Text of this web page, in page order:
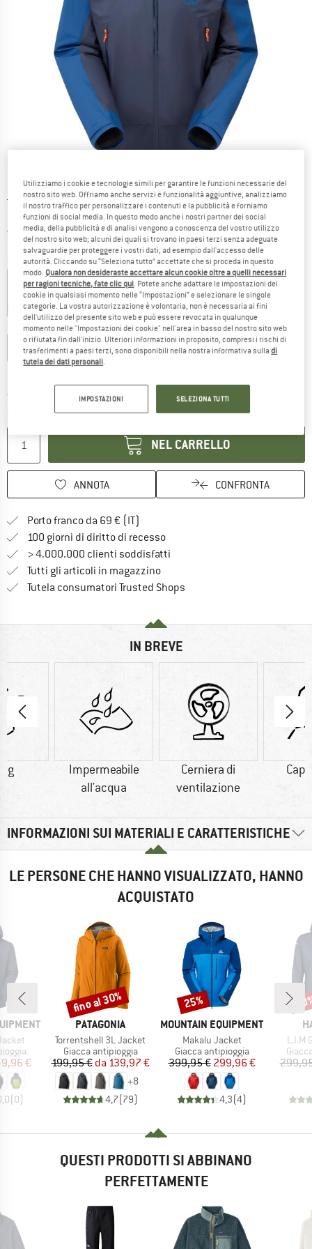
Prezzo originale :
249,95€
Prezzo:
174,97€ incl. IVA
Nessuna spesa di spedizione(IT)Italia. Informazioni sui
Colore:Cosmos / Admiral
25% 30%
Scegli la taglia:
S M L XL XXL
Tempi di consegna: 3-5 giorni lavorativi
Il link si apre in una casella
NEL CARRELLO
ANNOTA CONFRONTA
Porto franco da 69 € (IT)
100 giorni di diritto di recessoVai alla politica di recesso qui
> 4.000.000 clienti soddisfatti
Tutti gli articoli in magazzino
Tutela consumatori Trusted Shops
IN BREVE
g
Impermeabile
all'acqua
Cerniera di
ventilazione
INFORMAZIONI SUI MATERIALI E CARATTERISTICHE
LE PERSONE CHE HANNO VISUALIZZATO, HANNO
ACQUISTATO
ridotto
€
(0)
MARCHIO
PATAGONIA
Articolo
Torrentshell 3L Jacket
Gruppo di prodotti
Giacca antipioggia
Prezzo
199,95 € Prezzo ridotto
da 139,97 €
+8
4,7(79)
Sconto
fino al 30%
MARCHIO
MOUNTAIN EQUIPMENT
Articolo
Makalu Jacket
Gruppo di prodotti
Giacca antipioggia
Prezzo
399,95 €Prezzo ridotto
299,96 €
4,3(4)
Sconto
25%
L.I.M
QUESTI PRODOTTI SI ABBINANO
PERFETTAMENTE
Utilizziamo i cookie e tecnologie simili per garantire le funzioni necessarie del
nostro sito web. Offriamo anche servizi e funzionalità aggiuntive, analizziamo
il nostro traffico per personalizzare i contenuti e la pubblicità e forniamo
funzioni di social media. In questo modo anche i nostri partner dei social
media, della pubblicità e di analisi vengono a conoscenza del vostro utilizzo
del nostro sito web; alcuni dei quali si trovano in paesi terzi senza adeguate
salvaguardie per proteggere i vostri dati, ad esempio dall'accesso delle
autorità. Cliccando su “Seleziona tutto” accettate che si proceda in questo
modo. Qualora non desideraste accettare alcun cookie oltre a quelli necessari
per ragioni tecniche, fate clic qui . Potete anche adattare le impostazioni dei
cookie in qualsiasi momento nelle “Impostazioni” e selezionare le singole
categorie. La vostra autorizzazione è volontaria, non è necessaria ai fini
dell'utilizzo del presente sito web e può essere revocata in qualunque
momento nelle "Impostazioni dei cookie" nell'area in basso del nostro sito web
o rifiutata fin dall'inizio. Ulteriori informazioni in proposito, compresi i rischi di
trasferimenti a paesi terzi, sono disponibili nella nostra informativa sulladi
tutela dei dati personali
IMPOSTAZIONI SELEZIONA TUTTI